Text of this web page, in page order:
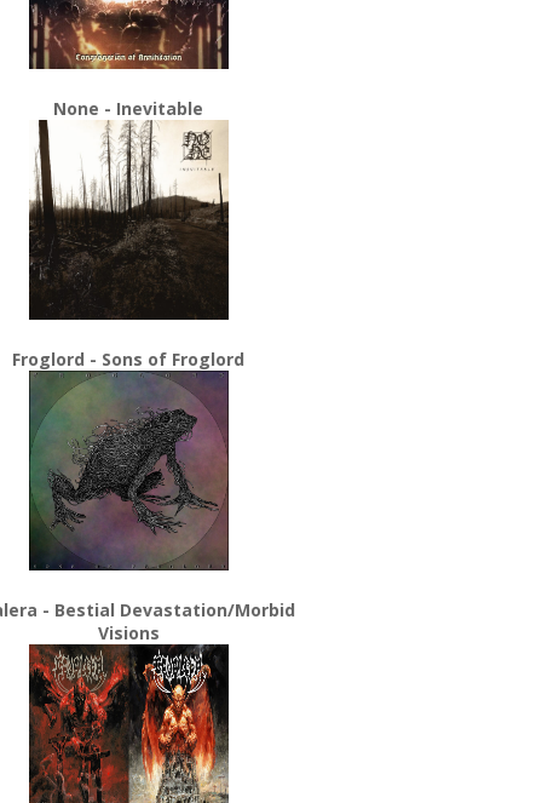
None - Inevitable
Froglord - Sons of Froglord
- Bestial Devastation/Morbid
Visions